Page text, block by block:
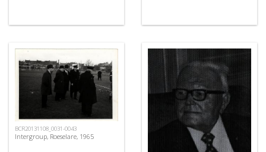
BCR20131108_0031-0043
Intergroup, Roeselare, 1965